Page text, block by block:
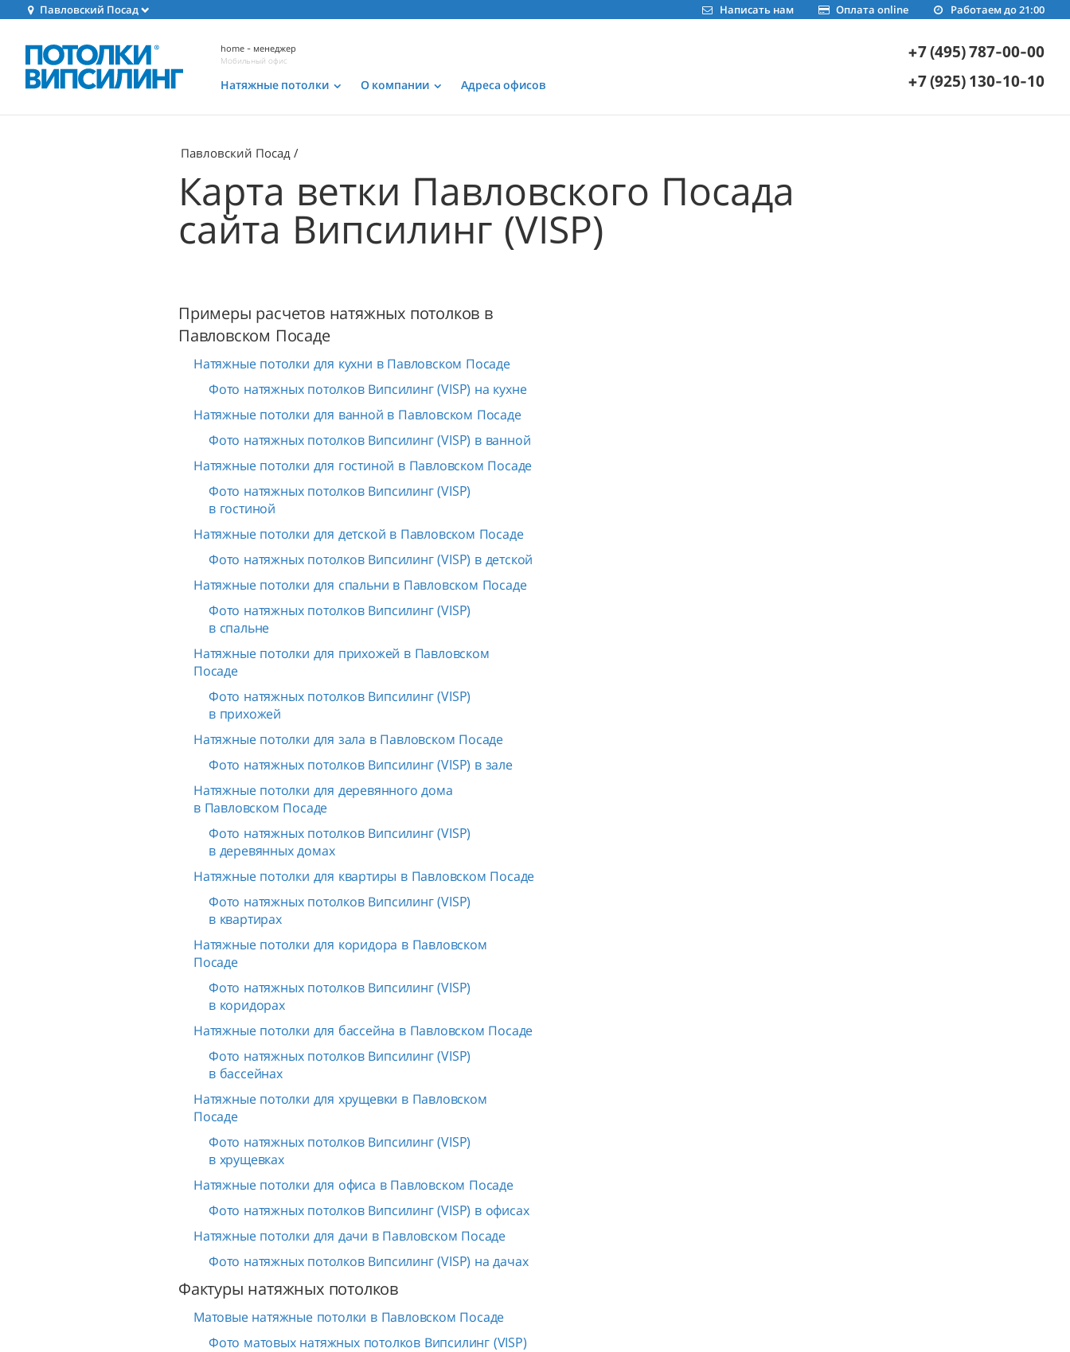
Павловский Посад Работаем до 21:00
Оплата online
Написать нам
home - менеджер
Мобильный офис
Натяжные потолки О компании Адреса офисов
+7 (495) 787-00-00
+7 (925) 130-10-10
Павловский Посад
Карта ветки Павловского Посада
сайта Випсилинг (VISP)
Примеры расчетов натяжных потолков в
Павловском Посаде
Натяжные потолки для кухни в Павловском Посаде
Фото натяжных потолков Випсилинг (VISP) на кухне
Натяжные потолки для ванной в Павловском Посаде
Фото натяжных потолков Випсилинг (VISP) в ванной
Натяжные потолки для гостиной в Павловском Посаде
Фото натяжных потолков Випсилинг (VISP)
в гостиной
Натяжные потолки для детской в Павловском Посаде
Фото натяжных потолков Випсилинг (VISP) в детской
Натяжные потолки для спальни в Павловском Посаде
Фото натяжных потолков Випсилинг (VISP)
в спальне
Натяжные потолки для прихожей в Павловском
Посаде
Фото натяжных потолков Випсилинг (VISP)
в прихожей
Натяжные потолки для зала в Павловском Посаде
Фото натяжных потолков Випсилинг (VISP) в зале
Натяжные потолки для деревянного дома
в Павловском Посаде
Фото натяжных потолков Випсилинг (VISP)
в деревянных домах
Натяжные потолки для квартиры в Павловском Посаде
Фото натяжных потолков Випсилинг (VISP)
в квартирах
Натяжные потолки для коридора в Павловском
Посаде
Фото натяжных потолков Випсилинг (VISP)
в коридорах
Натяжные потолки для бассейна в Павловском Посаде
Фото натяжных потолков Випсилинг (VISP)
в бассейнах
Натяжные потолки для хрущевки в Павловском
Посаде
Фото натяжных потолков Випсилинг (VISP)
в хрущевках
Натяжные потолки для офиса в Павловском Посаде
Фото натяжных потолков Випсилинг (VISP) в офисах
Натяжные потолки для дачи в Павловском Посаде
Фото натяжных потолков Випсилинг (VISP) на дачах
Фактуры натяжных потолков
Матовые натяжные потолки в Павловском Посаде
Фото матовых натяжных потолков Випсилинг (VISP)